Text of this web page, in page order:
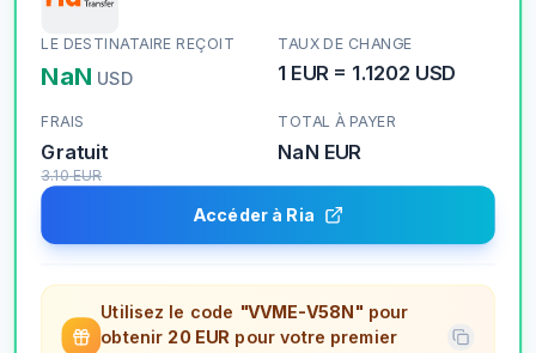
LE DESTINATAIRE REÇOIT
NaN USD
TAUX DE CHANGE
1 EUR= 1.1202 USD
FRAIS
Gratuit
3.10 EUR
TOTAL À PAYER
NaN EUR
Accéder à Ria
Utilisez le code "VVME-V58N" pour
obtenir 20 EUR pour votre premier